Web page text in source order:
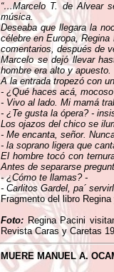
“…Marcelo T. de Alvear
música.
Deseaba que llegara la
célebre en Europa,
comentarios, después de
Marcelo se dejó llevar
hombre era alto y apuesto.
A la entrada tropezó con
- ¿Qué haces acá,
- Vivo al lado. Mi mamá
- ¿Te gusta la ópera? -
Los ojazos del chico se
- Me encanta, señor.
- la soprano ligera que
El hombre tocó con
Antes de separarse
- ¿Cómo te llamas? -
- Carlitos Gardel, pa´
Fragmento del libro
Foto: Regina Pacini
Revista Caras y Caretas
MUERE MANUEL A.